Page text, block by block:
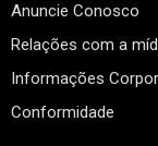
Anuncie Conosco
Relações com a
Informações
Conformidade